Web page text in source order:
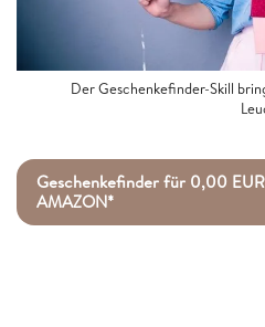
Der Geschenkefinder-Skill
Geschenkefinder für 0,00
AMAZON*